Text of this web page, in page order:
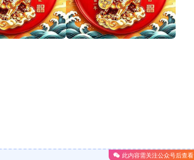
此内容需关注公众号后查看